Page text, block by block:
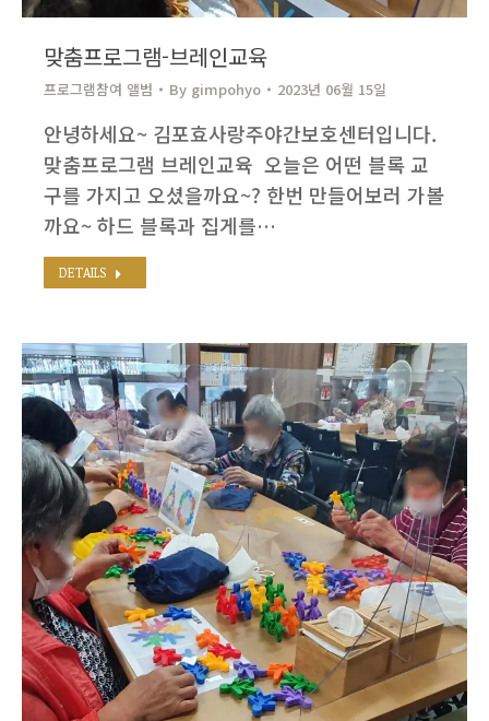
맞춤프로그램-브레인교육
프로그램참여 앨범 By gimpohyo​ 2023년 06월 15일
안녕하세요~ 김포효사랑주야간보호센터입니다. ​
맞춤프로그램 브레인교육 ​ 오늘은 어떤 블록 교
구를 가지고 오셨을까요~? 한번 만들어보러 가볼
까요~ 하드 블록과 집게를…
DETAILS